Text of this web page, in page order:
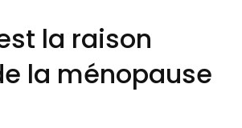
la raison
la ménopause